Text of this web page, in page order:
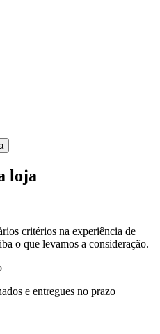
loja
critérios na experiência de
o que levamos a consideração.
e entregues no prazo